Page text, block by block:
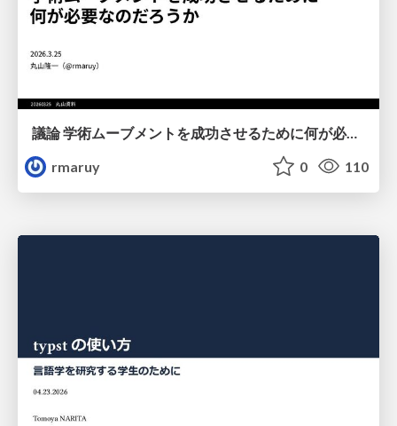
議論 学術ムーブメントを成功させるために何が必要なのだろうか
rmaruy
0 110